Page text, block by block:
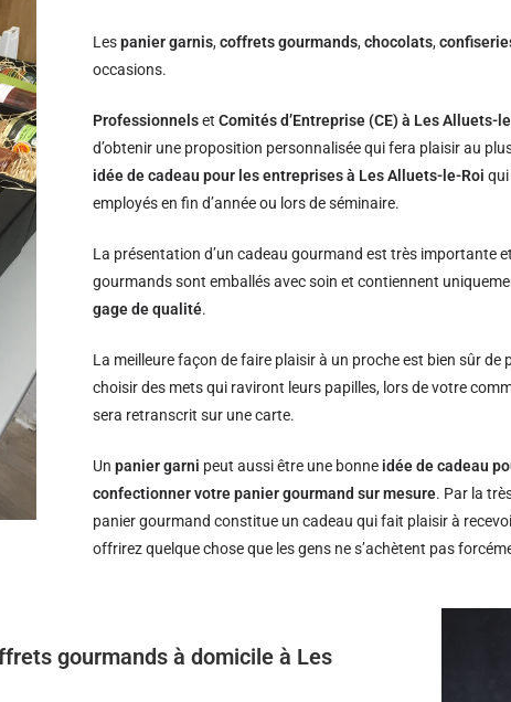
Lespanier garnis,coffrets gourmands,chocolats,
occasions.
ProfessionnelsetComités d’Entreprise (CE) à Les Alluets-
d’obtenir une proposition personnalisée qui fera plaisir au
idée de cadeau pour les entreprises à Les Alluets-le-Roi
employés en fin d’année ou lors de séminaire.
La présentation d’un cadeau gourmand est très importante
gourmands sont emballés avec soin et contiennent
gage de qualité.
La meilleure façon de faire plaisir à un proche est bien sûr
choisir des mets qui raviront leurs papilles, lors de votre
sera retranscrit sur une carte.
Unpanier garni peut aussi être une bonne idée de cadeau
confectionner votre panier gourmand sur mesure. Par la
panier gourmand constitue un cadeau qui fait plaisir à
offrirez quelque chose que les gens ne s’achètent pas
gourmands à domicile à Les